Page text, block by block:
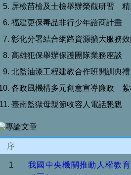
屏檢苗檢及士檢舉辦榮觀研習
福建更保毒品非行少年諮商計畫
彰化分署結合網路資源擴大服務
高雄犯保舉辦保護團隊業務座談
北監油漆工程建教合作班開訓典禮
各政風機構多元創意宣導廉政
臺南監獄母親節收容人電話懇親
序
1
我國中央機關推動人權教